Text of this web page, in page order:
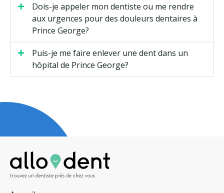
Dois-je appeler mon dentiste ou me rendre
aux urgences pour des douleurs dentaires à
Prince George?
Puis-je me faire enlever une dent dans un
hôpital de Prince George?